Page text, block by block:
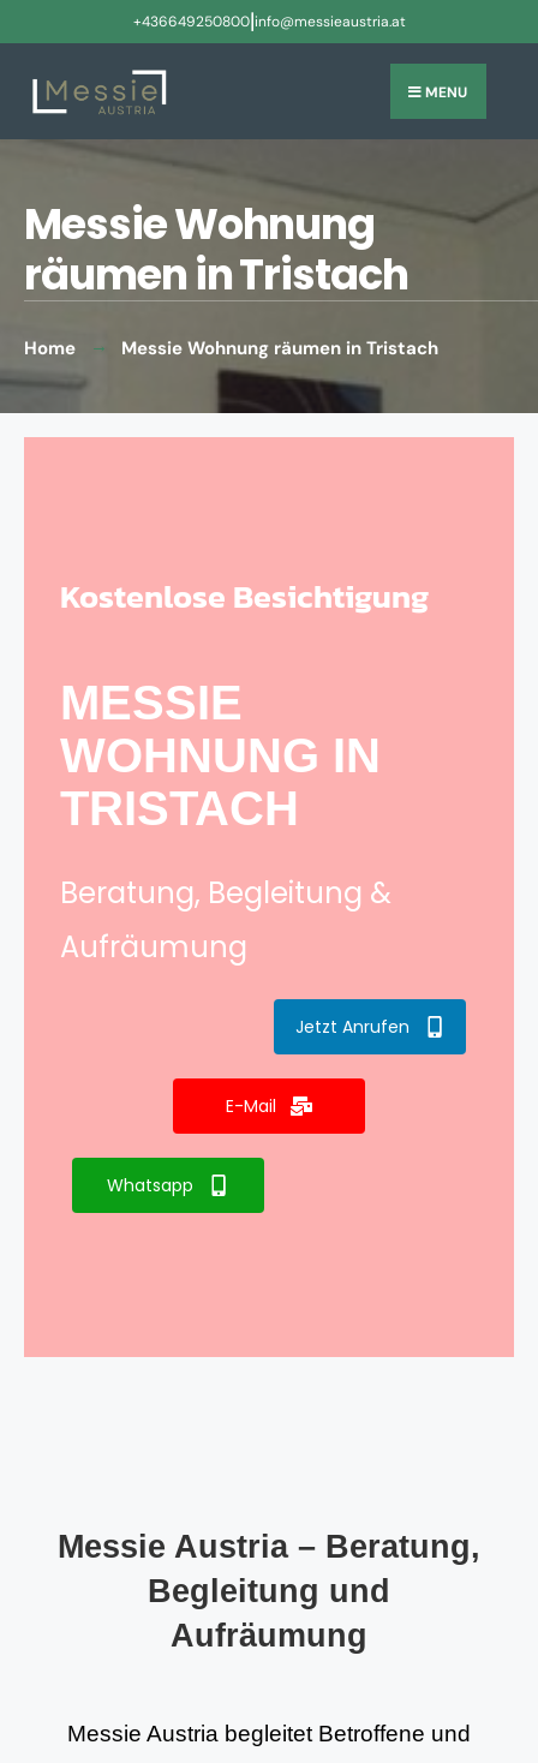
+436649250800|info@messieaustria.at
MENU
Messie Wohnung
räumen in Tristach
Home Messie Wohnung räumen in Tristach
Kostenlose Besichtigung
MESSIE
WOHNUNG IN
TRISTACH
Beratung, Begleitung &
Aufräumung
Jetzt Anrufen
E-Mail
Whatsapp
Messie Austria – Beratung,
Begleitung und
Aufräumung
Messie Austria begleitet Betroffene und